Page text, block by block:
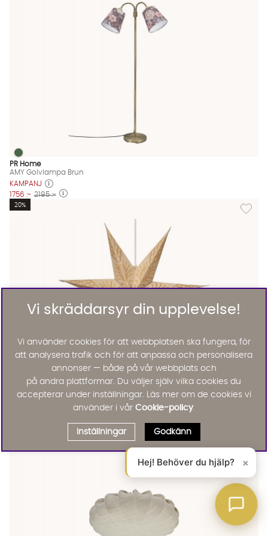
AMY Golvlampa Brun Finns även i dessa färger:
AMY Golvlampa Brun
PR Home
AMY Golvlampa Brun
KAMPANJ
1756 :- 2195 :-
Lägg
20%
CELESTE Star 60cm Golden Finns även i dessa färger:
CELESTE Star 60cm Golden
CELESTE Star 60cm Golden
PR Home
CELESTE Star 60cm Golden
Vi skräddarsyr din upplevelse!
Vi använder cookies för att webbplatsen ska fungera, för
att analysera trafik och för att anpassa och personalisera
annonser — både på vår webbplats och
på andra plattformar. Du väljer själv vilka cookies du
accepterar under inställningar. Läs mer om de cookies vi
använder i vår Cookie-policy.
Inställningar Godkänn
Hej! Behöver du hjälp? ×